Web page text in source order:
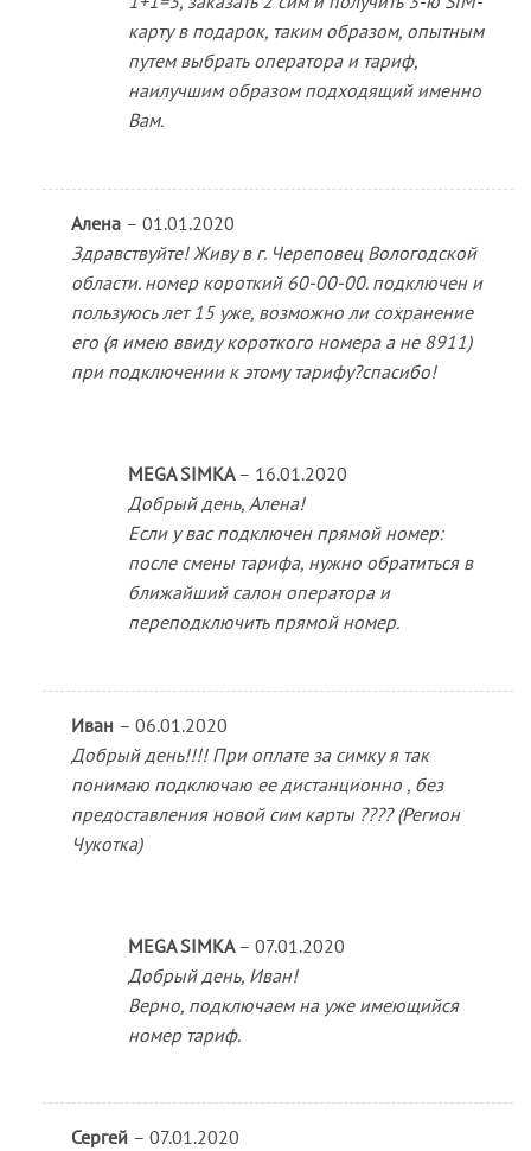
карту в подарок, таким образом, опытным
путем выбрать оператора и тариф,
наилучшим образом подходящий именно
Вам.
Алена – 01.01.2020
Здравствуйте! Живу в г. Череповец Вологодской
области. номер короткий 60-00-00. подключен и
пользуюсь лет 15 уже, возможно ли сохранение
его (я имею ввиду короткого номера а не 8911)
при подключении к этому тарифу?спасибо!
MEGA SIMKA – 16.01.2020
Добрый день, Алена!
Если у вас подключен прямой номер:
после смены тарифа, нужно обратиться в
ближайший салон оператора и
переподключить прямой номер.
Иван – 06.01.2020
Добрый день!!!! При оплате за симку я так
понимаю подключаю ее дистанционно , без
предоставления новой сим карты ???? (Регион
Чукотка)
MEGA SIMKA – 07.01.2020
Добрый день, Иван!
Верно, подключаем на уже имеющийся
номер тариф.
Сергей – 07.01.2020